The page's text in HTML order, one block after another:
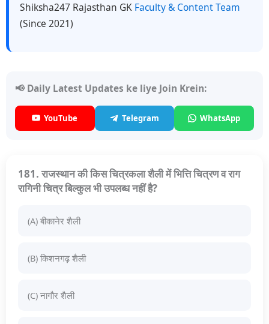
Shiksha247 Rajasthan GK Faculty & Content Team
(Since 2021)
📢 Daily Latest Updates ke liye Join Krein:
YouTube Telegram WhatsApp
181. राजस्थान की किस चित्रकला शैली में भित्ति चित्रण व राग
रागिनी चित्र बिल्कुल भी उपलब्ध नहीं है?
(A) बीकानेर शैली
(B) किशनगढ़ शैली
(C) नागौर शैली